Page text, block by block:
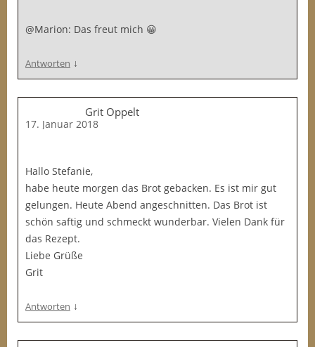
@Marion: Das freut mich 😀
Antworten ↓
Grit Oppelt
17. Januar 2018
Hallo Stefanie,
habe heute morgen das Brot gebacken. Es ist mir gut
gelungen. Heute Abend angeschnitten. Das Brot ist
schön saftig und schmeckt wunderbar. Vielen Dank für
das Rezept.
Liebe Grüße
Grit
Antworten ↓